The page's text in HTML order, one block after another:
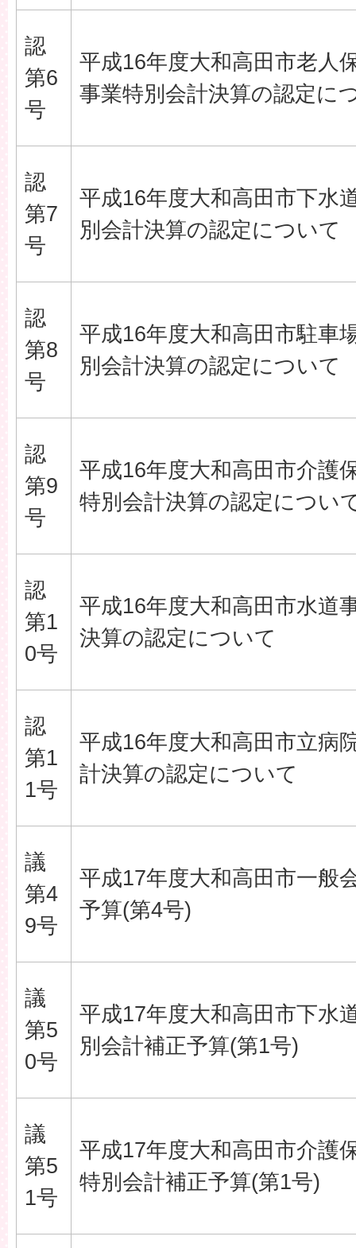
認
第6
号
平成16年度大和高田市老人
事業特別会計決算の認定に
認
第7
号
平成16年度大和高田市下水
別会計決算の認定について
認
第8
号
平成16年度大和高田市駐車
別会計決算の認定について
認
第9
号
平成16年度大和高田市介護
特別会計決算の認定につい
認
第1
0号
平成16年度大和高田市水道
決算の認定について
認
第1
1号
平成16年度大和高田市立病
計決算の認定について
議
第4
9号
平成17年度大和高田市一般
予算(第4号)
議
第5
0号
平成17年度大和高田市下水
別会計補正予算(第1号)
議
第5
1号
平成17年度大和高田市介護
特別会計補正予算(第1号)